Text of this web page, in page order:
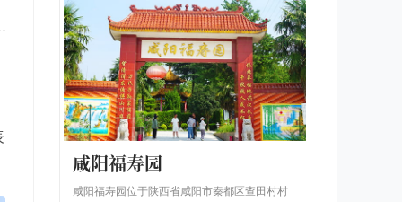
咸阳福寿园
咸阳福寿园位于陕西省咸阳市秦都区查田村村